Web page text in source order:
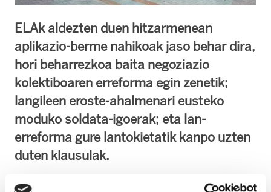
ELAk aldezten duen hitzarmenean
aplikazio-berme nahikoak jaso behar dira,
hori beharrezkoa baita negoziazio
kolektiboaren erreforma egin zenetik;
langileen eroste-ahalmenari eusteko
moduko soldata-igoerak; eta lan-
erreforma gure lantokietatik kanpo uzten
duten klausulak.
Bizkaiko egoitzetako sektoreko negoziazioen